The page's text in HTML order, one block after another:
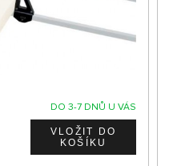
DO 3-7 DNŮ U VÁS